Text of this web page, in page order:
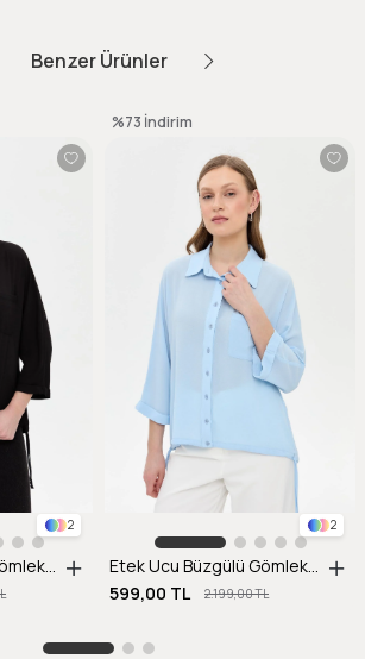
Benzer Ürünler
2
Etek Ucu Büzgülü Gömlek-SİYAH
2
Etek Ucu Büzgülü Gömlek-A.MAVI
599,00 TL
2.199,00 TL
%73 İndirim